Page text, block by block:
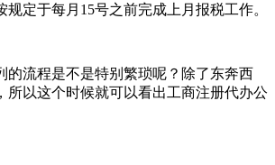
定于每月15号之前完成上月报税工作。
的流程是不是特别繁琐呢？除了东奔西
所以这个时候就可以看出工商注册代办公